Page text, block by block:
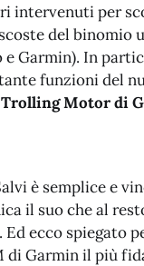
intervenuti per
del binomio
e Garmin). In
funzioni del
Trolling Motor di
è semplice e
il suo che al
Ed ecco spiegato
di Garmin il più